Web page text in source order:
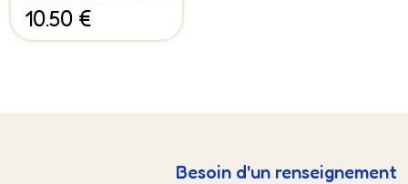
10.50 €
Besoin d'un renseignement